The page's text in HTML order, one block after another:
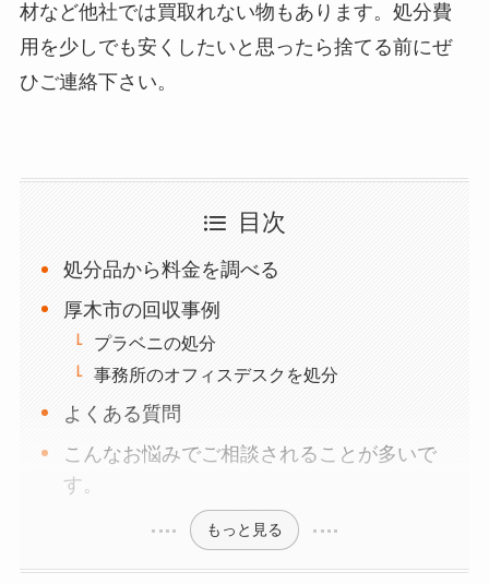
材など他社では買取れない物もあります。処分費
用を少しでも安くしたいと思ったら捨てる前にぜ
ひご連絡下さい。
目次
処分品から料金を調べる
厚木市の回収事例
プラベニの処分
事務所のオフィスデスクを処分
よくある質問
こんなお悩みでご相談されることが多いで
す。
もっと見る